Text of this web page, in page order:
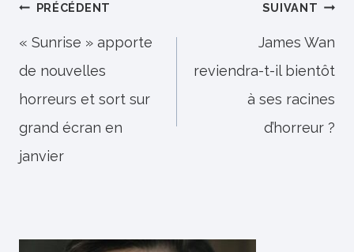
Navigation
de
l’article
PRÉCÉDENT
« Sunrise » apporte
de nouvelles
horreurs et sort sur
grand écran en
janvier
SUIVANT
James Wan
reviendra-t-il bientôt
à ses racines
d’horreur ?